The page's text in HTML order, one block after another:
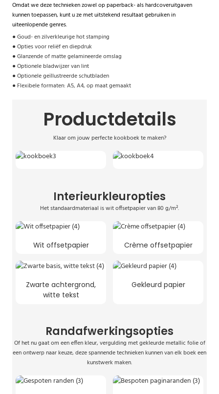
Omdat we deze technieken zowel op paperback- als hardcoveruitgaven
kunnen toepassen, kunt u ze met uitstekend resultaat gebruiken in
uiteenlopende genres.
●Goud- en zilverkleurige hot stamping
●Opties voor reliëf en diepdruk
●Glanzende of matte gelamineerde omslag
●Optionele bladwijzer van lint
●Optionele geïllustreerde schutbladen
● Flexibele formaten: A5, A4, op maat gemaakt
Productdetails
Klaar om jouw perfecte kookboek te maken?
Interieurkleuropties
Het standaardmateriaal is wit offsetpapier van 80 g/m².
Wit offsetpapier Crème offsetpapier
Zwarte achtergrond,
witte tekst
Gekleurd papier
Randafwerkingsopties
Of het nu gaat om een ​​effen kleur, vergulding met gekleurde metallic folie of
een ontwerp naar keuze, deze spannende technieken kunnen van elk boek een
kunstwerk maken.